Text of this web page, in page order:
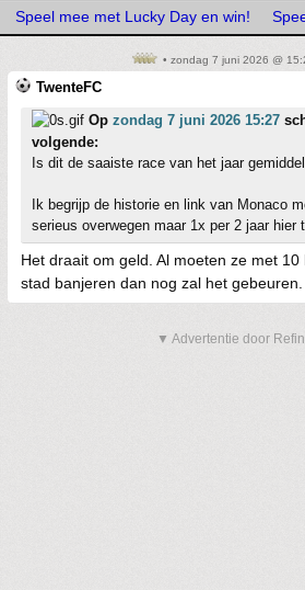
Speel mee met Lucky Day en win!
• zondag 7 juni 2026 @
TwenteFC
Op zondag 7 juni 2026 15:27
volgende:
Is dit de saaiste race van het jaar
Ik begrijp de historie en link van Monaco
serieus overwegen maar 1x per 2 jaar hier
Het draait om geld. Al moeten ze met
stad banjeren dan nog zal het gebeuren.
▼ Advertentie door